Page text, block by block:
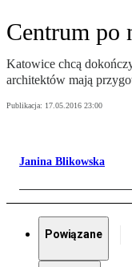
Centrum po
Katowice chcą
architektów mają
Publikacja: 17.05.2016 23:00
Janina Blikowska
Powiązane